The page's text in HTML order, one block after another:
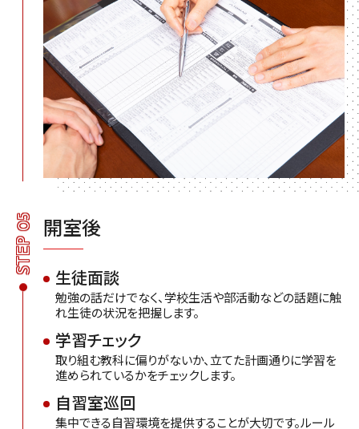
STEP 05 開室後
生徒面談
勉強の話だけでなく、学校生活や部活動などの話題に触
れ生徒の状況を把握します。
学習チェック
取り組む教科に偏りがないか、立てた計画通りに学習を
進められているかをチェックします。
自習室巡回
集中できる自習環境を提供することが大切です。ルール